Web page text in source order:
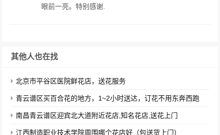
眼前一亮。特别感谢.
其他人也在找
北京市平谷区医院鲜花店，送花服务
青云谱区买百合花的地方，1~2小时送达，订花不用东奔西跑
南昌青云谱区迎宾北大道附近花店,知名花店,送花上门
江西制造职业技术学院周围哪个花店好（包送货上门）